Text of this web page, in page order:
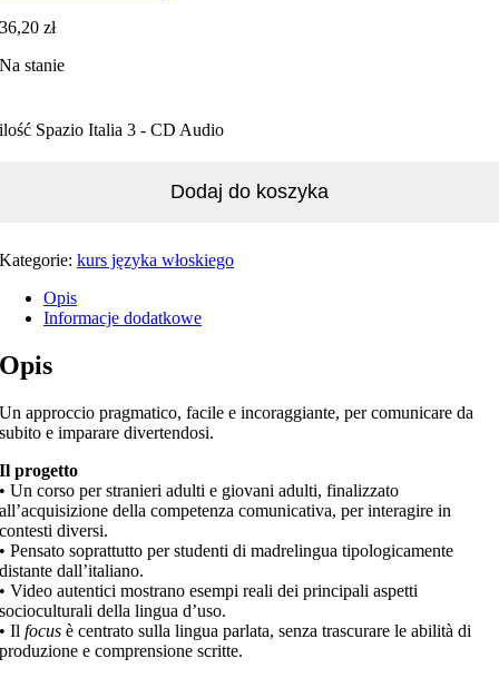
36,20zł
Na stanie
ilość Spazio Italia 3 - CD Audio
Dodaj do koszyka
Kategorie:kurs języka włoskiego
Opis
Informacje dodatkowe
Opis
Un approccio pragmatico, facile e incoraggiante, per comunicare da
subito e imparare divertendosi.
Il progetto
• Un corso per stranieri adulti e giovani adulti, finalizzato
all’acquisizione della competenza comunicativa, per interagire in
contesti diversi.
• Pensato soprattutto per studenti di madrelingua tipologicamente
distante dall’italiano.
• Video autentici mostrano esempi reali dei principali aspetti
socioculturali della lingua d’uso.
• Ilfocusè centrato sulla lingua parlata, senza trascurare le abilità di
produzione e comprensione scritte.